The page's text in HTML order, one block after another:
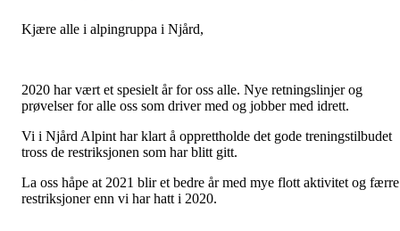
Kjære alle i alpingruppa i Njård,
2020 har vært et spesielt år for oss alle. Nye retningslinjer og
prøvelser for alle oss som driver med og jobber med idrett.
Vi i Njård Alpint har klart å opprettholde det gode treningstilbudet
tross de restriksjonen som har blitt gitt.
La oss håpe at 2021 blir et bedre år med mye flott aktivitet og færre
restriksjoner enn vi har hatt i 2020.